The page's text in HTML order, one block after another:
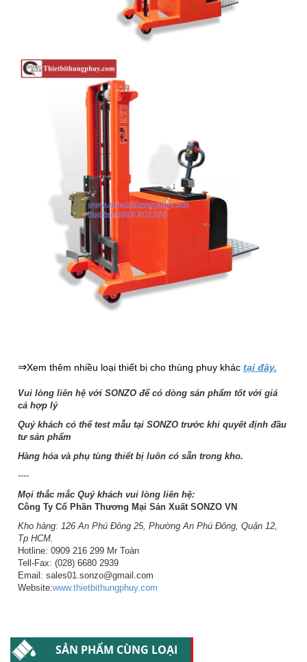
⇒Xem thêm nhiều loại thiết bị cho thùng phuy khác tại đây.
Vui lòng liên hệ với SONZO để có dòng sản phẩm tốt với giá
cả hợp lý
Quý khách có thể test mẫu tại SONZO trước khi quyết định đầu
tư sản phẩm
Hàng hóa và phụ tùng thiết bị luôn có sẵn trong kho.
----
Mọi thắc mắc Quý khách vui lòng liên hệ:
Công Ty Cổ Phần Thương Mại Sản Xuất SONZO VN
Kho hàng: 126 An Phú Đông 25, Phường An Phú Đông, Quận 12,
Tp HCM.
Hotline: 0909 216 299 Mr Toàn
Tell-Fax: (028) 6680 2939
Email: sales01.sonzo@gmail.com
Website:www.thietbithungphuy.com
SẢN PHẨM CÙNG LOẠI